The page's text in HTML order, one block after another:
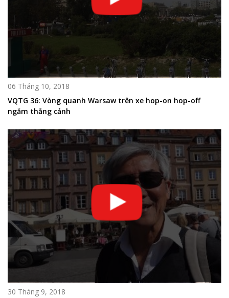
06 Tháng 10, 2018
VQTG 36: Vòng quanh Warsaw trên xe hop-on hop-off
ngắm thắng cảnh
30 Tháng 9, 2018